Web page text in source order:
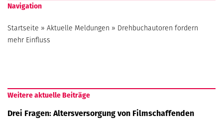
Navigation
Startseite » Aktuelle Meldungen » Drehbuchautoren fordern
mehr Einfluss
Weitere aktuelle Beiträge
Drei Fragen: Altersversorgung von Filmschaffenden